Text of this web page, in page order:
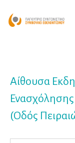
Αίθουσα
(Οδός